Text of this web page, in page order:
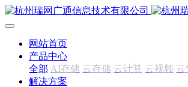
网站首页
产品中心
全部 AI存储 云存储 云计算 云视频 云
解决方案